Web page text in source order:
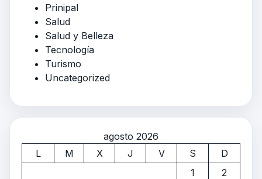
Prinipal
Salud
Salud y Belleza
Tecnología
Turismo
Uncategorized
agosto 2026
L
M X J V S
D
1
2